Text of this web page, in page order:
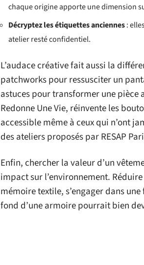
chaque origine apporte une dimension
Décryptez les étiquettes anciennes:
atelier resté confidentiel.
L’audace créative fait aussi la
patchworks pour ressusciter un
astuces pour transformer une pièce
Redonne Une Vie, réinvente les
accessible même à ceux qui n’ont
des ateliers proposés par RESAP
Enfin, chercher la valeur d’un
impact sur l’environnement.
mémoire textile, s’engager dans
fond d’une armoire pourrait bien